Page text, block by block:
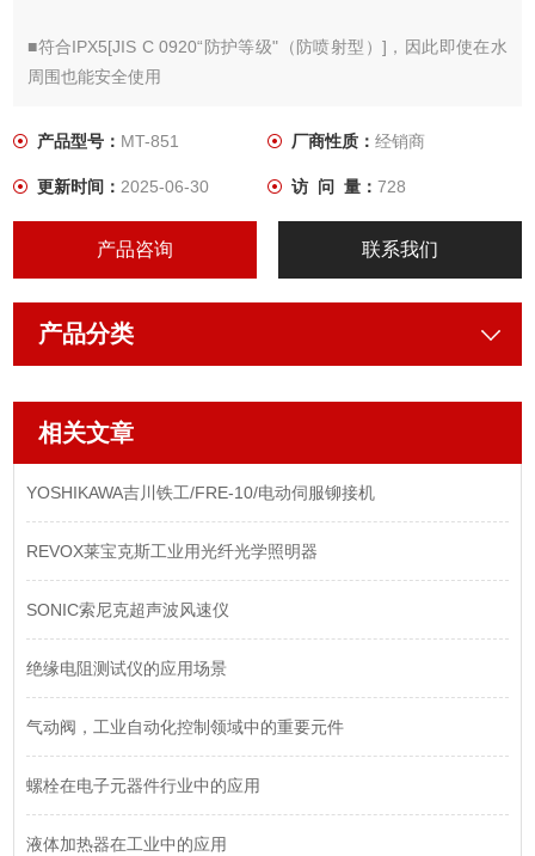
■符合IPX5[JIS C 0920“防护等级"（防喷射型）]，因此即使在水
周围也能安全使用
准配件为PT - 01
■记录的测量值可以传输到PC。
■测量值保持、最大值/最小值配备显示和温度校正功能
产品型号： MT-851 厂商性质： 经销商
更新时间：2025-06-30 访 问 量： 728
产品咨询 联系我们
产品分类
相关文章
YOSHIKAWA吉川铁工/FRE-10/电动伺服铆接机
REVOX莱宝克斯工业用光纤光学照明器
SONIC索尼克超声波风速仪
绝缘电阻测试仪的应用场景
气动阀，工业自动化控制领域中的重要元件
螺栓在电子元器件行业中的应用
液体加热器在工业中的应用